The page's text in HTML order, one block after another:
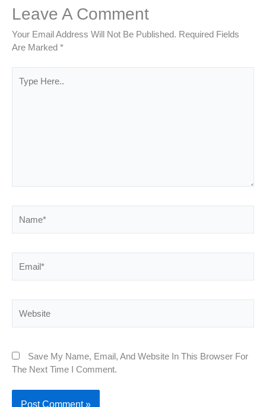
Leave A Comment
Your Email Address Will Not Be Published. Required Fields
Are Marked *
Here..
Save My Name, Email, And Website In This Browser For
The Next Time I Comment.